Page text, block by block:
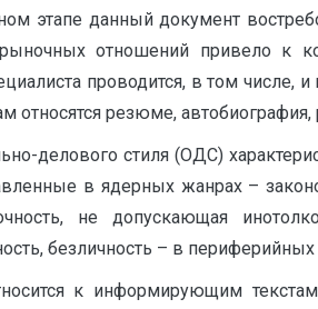
этапе данный документ
рыночных отношений привело к
проводится, в том числе,
относятся резюме,
делового стиля (ОДС)
в ядерных жанрах –
не допускающая
безличность – в
к информирующим